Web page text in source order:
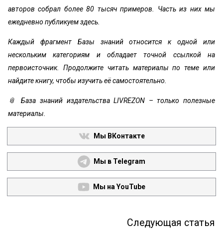
авторов собрал более 80 тысяч примеров. Часть из них мы
ежедневно публикуем здесь.
Каждый фрагмент Базы знаний относится к одной или
нескольким категориям и обладает точной ссылкой на
первоисточник. Продолжите читать материалы по теме или
найдите книгу, чтобы изучить её самостоятельно.
📎 База знаний издательства LIVREZON – только полезные
материалы.
Мы ВКонтакте
Мы в Telegram
Мы на YouTube
Следующая статья